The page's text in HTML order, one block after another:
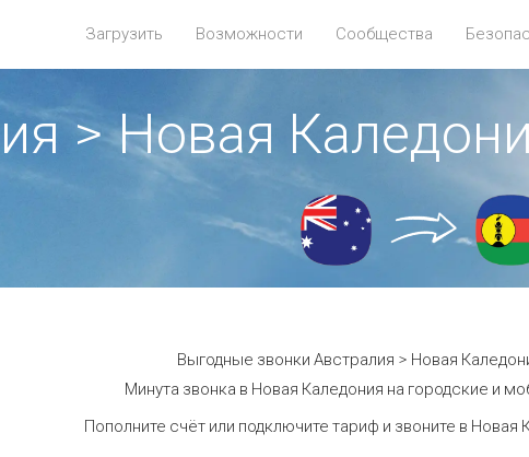
Загрузить Возможности Сообщества
> Новая
Выгодные звонки Австралия > Новая
Минута звонка в Новая Каледония на городские и
Пополните счёт или подключите тариф и звоните в